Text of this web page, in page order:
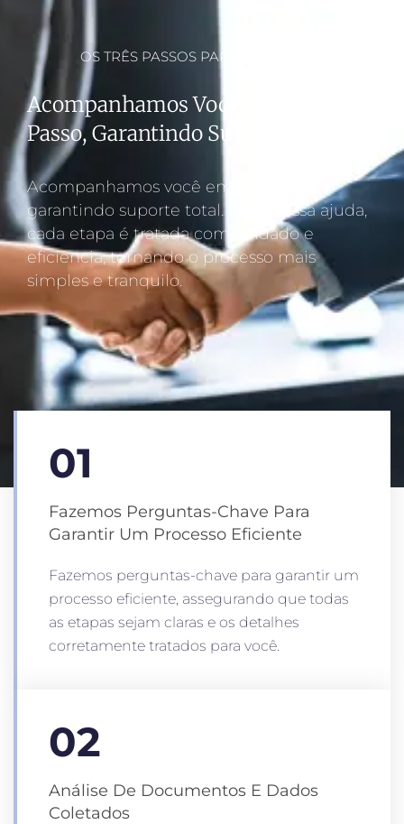
OS TRÊS PASSOS PARA O SUCESSO
Acompanhamos Você Em Cada
Passo, Garantindo Suporte Total.
Acompanhamos você em cada passo,
garantindo suporte total. Com nossa ajuda,
cada etapa é tratada com cuidado e
eficiência, tornando o processo mais
simples e tranquilo.
01
Fazemos Perguntas-Chave Para
Garantir Um Processo Eficiente
Fazemos perguntas-chave para garantir um
processo eficiente, assegurando que todas
as etapas sejam claras e os detalhes
corretamente tratados para você.
02
Análise De Documentos E Dados
Coletados